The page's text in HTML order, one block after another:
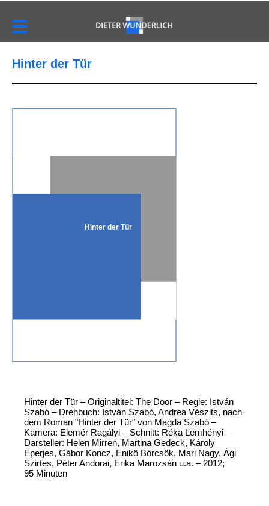
Hinter der Tür
Hinter der Tür
Hinter der Tür – Originaltitel: The Door – Regie: István
Szabó – Drehbuch: István Szabó, Andrea Vészits, nach
dem Roman "Hinter der Tür" von Magda Szabó –
Kamera: Elemér Ragályi – Schnitt: Réka Lemhényi –
Darsteller: Helen Mirren, Martina Gedeck, Károly
Eperjes, Gábor Koncz, Enikö Börcsök, Mari Nagy, Ági
Szirtes, Péter Andorai, Erika Marozsán u.a. – 2012;
95 Minuten